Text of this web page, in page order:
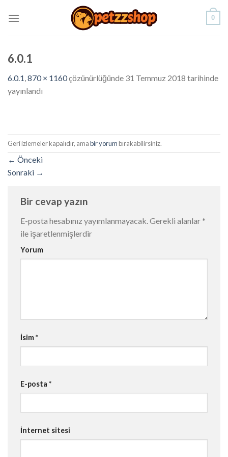
0
6.0.1
6.0.1,870 × 1160çözünürlüğünde 31 Temmuz 2018 tarihinde
yayınlandı
Geri izlemeler kapalıdır, amabir yorumbırakabilirsiniz.
← Önceki
Sonraki →
Bir cevap yazın
E-posta hesabınız yayımlanmayacak.Gerekli alanlar *
ile işaretlenmişlerdir
Yorum
İsim*
E-posta *
İnternet sitesi